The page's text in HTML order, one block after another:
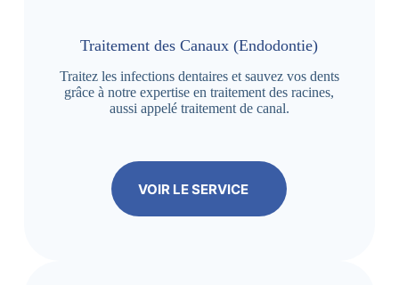
Traitement des Canaux (Endodontie)
Traitez les infections dentaires et sauvez vos dents
grâce à notre expertise en traitement des racines,
aussi appelé traitement de canal.
VOIR LE SERVICE